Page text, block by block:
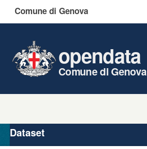
Comune di Genova
opendata
Comune di Genova
Organizzazioni
Gruppi
Dataset